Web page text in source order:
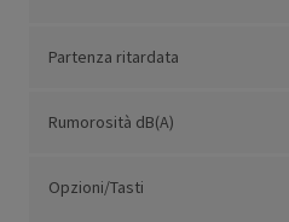
Partenza ritardata
Rumorosità dB(A)
Opzioni/Tasti